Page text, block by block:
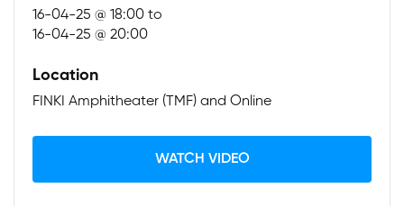
16-04-25 @ 18:00 to
16-04-25 @ 20:00
Location
FINKI Amphitheater (TMF) and Online
WATCH VIDEO